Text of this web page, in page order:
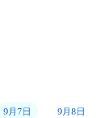
9月7日 9月8日